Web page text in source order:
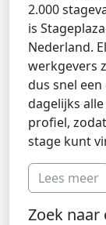
2.000
is
Nederland.
werkgevers
dus snel
dagelijks
profiel,
stage kunt
Lees meer
Zoek naar